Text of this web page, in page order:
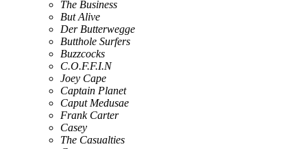
The Business
But Alive
Der Butterwegge
Butthole Surfers
Buzzcocks
C.O.F.F.I.N
Joey Cape
Captain Planet
Caput Medusae
Frank Carter
Casey
The Casualties